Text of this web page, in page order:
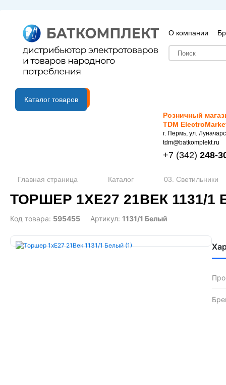
О компании
B2B портал
Каталог товаров
Розничный
TDM
г. Пермь, ул.
tdm@batkomplekt.ru
+7 (342) 248-
Главная страница Каталог 03. Светильники
ТОРШЕР 1ХЕ27 21ВЕК 1131/1
Код товара: 595455 Артикул: 1131/1 Белый